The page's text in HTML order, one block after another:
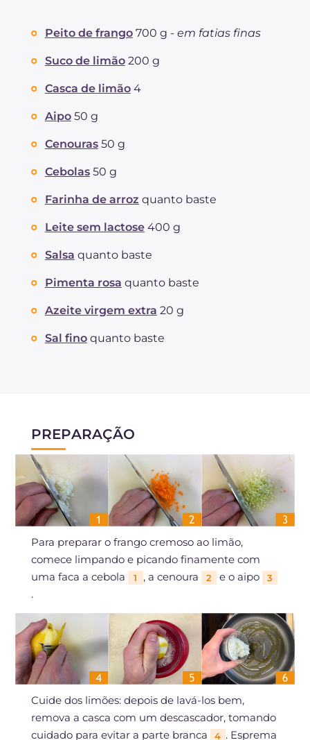
Peito de frango 700 g - em fatias finas
Suco de limão 200 g
Casca de limão 4
Aipo 50 g
Cenouras 50 g
Cebolas 50 g
Farinha de arroz quanto baste
Leite sem lactose 400 g
Salsa quanto baste
Pimenta rosa quanto baste
Azeite virgem extra 20 g
Sal fino quanto baste
PREPARAÇÃO
Para preparar o frango cremoso ao limão,
comece limpando e picando finamente com
uma faca a cebola
1 , a cenoura 2 e o aipo 3
.
Cuide dos limões: depois de lavá-los bem,
remova a casca com um descascador, tomando
cuidado para evitar a parte branca
4 . Esprema